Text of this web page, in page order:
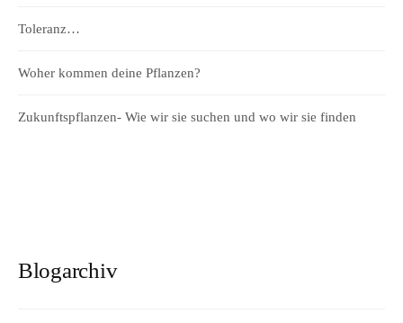
Toleranz…
Woher kommen deine Pflanzen?
Zukunftspflanzen- Wie wir sie suchen und wo wir sie finden
Blogarchiv